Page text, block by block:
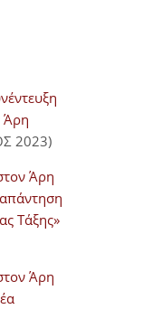
Άρη
2023)
Άρη
Τάξης»
Άρη